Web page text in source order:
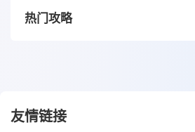
热门攻略
友情链接